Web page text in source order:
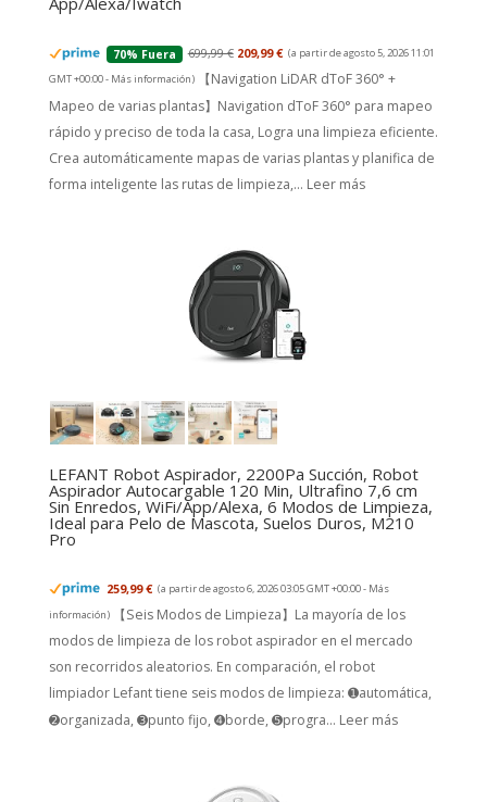
70% Fuera 699,99 € 209,99 € (a partir de agosto 5, 2026 11:01
GMT +00:00 - Más información)
【Navigation LiDAR dToF 360° +
Mapeo de varias plantas】Navigation dToF 360° para mapeo
rápido y preciso de toda la casa, Logra una limpieza eficiente.
Crea automáticamente mapas de varias plantas y planifica de
forma inteligente las rutas de limpieza,... Leer más
LEFANT Robot Aspirador, 2200Pa Succión, Robot
Aspirador Autocargable 120 Min, Ultrafino 7,6 cm
Sin Enredos, WiFi/App/Alexa, 6 Modos de Limpieza,
Ideal para Pelo de Mascota, Suelos Duros, M210
Pro
259,99 € (a partir de agosto 6, 2026 03:05 GMT +00:00 - Más
información)
【Seis Modos de Limpieza】La mayoría de los
modos de limpieza de los robot aspirador en el mercado
son recorridos aleatorios. En comparación, el robot
limpiador Lefant tiene seis modos de limpieza: ➊automática,
➋organizada, ➌punto fijo, ➍borde, ➎progra... Leer más